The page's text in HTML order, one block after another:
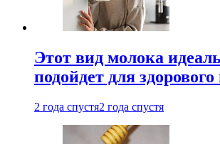
Этот вид молока
подойдет для
2 года спустя2 года спустя